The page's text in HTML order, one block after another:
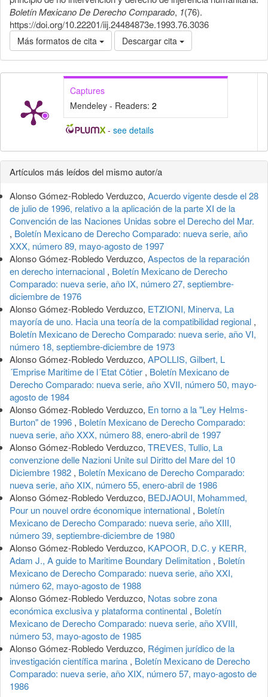
Boletín Mexicano De Derecho Comparado, 1(76).
https://doi.org/10.22201/iij.24484873e.1993.76.3036
Más formatos de cita Descargar cita
Captures
Mendeley - Readers: 2
- see details
Detalles
del
artículo
Artículos más leídos del mismo autor/a
Alonso Gómez-Robledo Verduzco, Acuerdo vigente desde el 28
de julio de 1996, relativo a la aplicación de la parte XI de la
Convención de las Naciones Unidas sobre el Derecho del Mar.
, Boletín Mexicano de Derecho Comparado: nueva serie, año
XXX, número 89, mayo-agosto de 1997
Alonso Gómez-Robledo Verduzco, Aspectos de la reparación
en derecho internacional , Boletín Mexicano de Derecho
Comparado: nueva serie, año IX, número 27, septiembre-
diciembre de 1976
Alonso Gómez-Robledo Verduzco, ETZIONI, Minerva, La
mayoría de uno. Hacia una teoría de la compatibilidad regional ,
Boletín Mexicano de Derecho Comparado: nueva serie, año VI,
número 18, septiembre-diciembre de 1973
Alonso Gómez-Robledo Verduzco, APOLLIS, Gilbert, L
´Emprise Maritime de l´Etat Côtier , Boletín Mexicano de
Derecho Comparado: nueva serie, año XVII, número 50, mayo-
agosto de 1984
Alonso Gómez-Robledo Verduzco, En torno a la "Ley Helms-
Burton" de 1996 , Boletín Mexicano de Derecho Comparado:
nueva serie, año XXX, número 88, enero-abril de 1997
Alonso Gómez-Robledo Verduzco, TREVES, Tullio, La
convenzione delle Nazioni Unite sul Diritto del Mare del 10
Diciembre 1982 , Boletín Mexicano de Derecho Comparado:
nueva serie, año XIX, número 55, enero-abril de 1986
Alonso Gómez-Robledo Verduzco, BEDJAOUI, Mohammed,
Pour un nouvel ordre économique international , Boletín
Mexicano de Derecho Comparado: nueva serie, año XIII,
número 39, septiembre-diciembre de 1980
Alonso Gómez-Robledo Verduzco, KAPOOR, D.C. y KERR,
Adam J., A guide to Maritime Boundary Delimitation , Boletín
Mexicano de Derecho Comparado: nueva serie, año XXI,
número 62, mayo-agosto de 1988
Alonso Gómez-Robledo Verduzco, Notas sobre zona
económica exclusiva y plataforma continental , Boletín
Mexicano de Derecho Comparado: nueva serie, año XVIII,
número 53, mayo-agosto de 1985
Alonso Gómez-Robledo Verduzco, Régimen jurídico de la
investigación científica marina , Boletín Mexicano de Derecho
Comparado: nueva serie, año XIX, número 57, mayo-agosto de
1986